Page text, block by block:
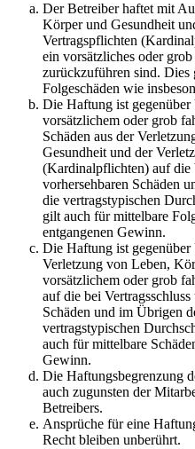
Der Betreiber haftet mit
Körper und Gesundheit
Vertragspflichten
ein vorsätzliches oder
zurückzuführen sind.
Folgeschäden wie
Die Haftung ist gegenüber
vorsätzlichem oder grob
Schäden aus der
Gesundheit und der
(Kardinalpflichten) auf die
vorhersehbaren Schäden
die vertragstypischen
gilt auch für mittelbare
entgangenen Gewinn.
Die Haftung ist gegenüber
Verletzung von Leben,
vorsätzlichem oder grob
auf die bei
Schäden und im Übrigen
vertragstypischen
auch für mittelbare
Gewinn.
Die Haftungsbegrenzung
auch zugunsten der
Betreibers.
Ansprüche für eine
Recht bleiben unberührt.